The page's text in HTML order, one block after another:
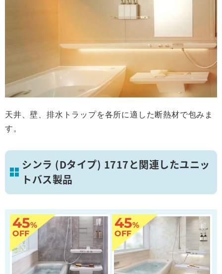
天井、壁、排水トラップを各所に適した断熱材で包みま
す。
シンラ (Dタイプ) 1717と関連したユニッ
トバス製品
45%
OFF
45%
OFF